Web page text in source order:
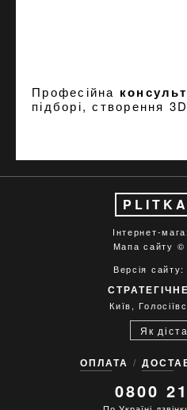
Професійна
підборі, створення
Інтернет-
Мапа сайту ©
Версія сайту:
Київ,
Як
ОПЛАТА
0800